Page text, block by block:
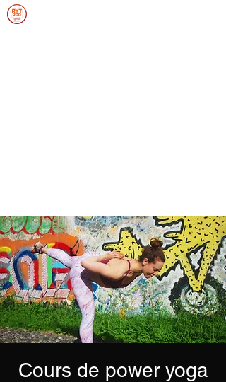
Cours de power yoga